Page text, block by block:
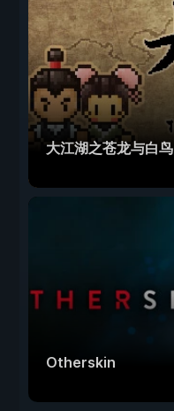
大江湖之苍龙与白鸟
Otherskin